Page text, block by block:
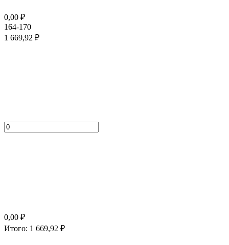
0,00 ₽
164-170
1 669,92 ₽
0,00 ₽
Итого: 1 669,92 ₽